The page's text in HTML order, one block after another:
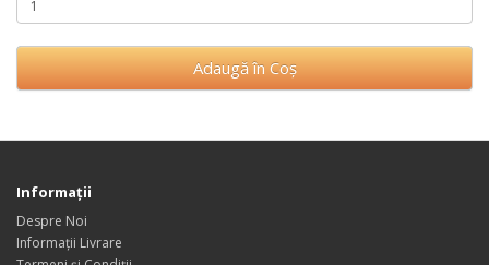
Adaugă în Coş
Informaţii
Despre Noi
Informații Livrare